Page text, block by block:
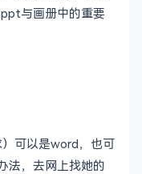
与画册中的重要
可以是word，也可
法，去网上找她的